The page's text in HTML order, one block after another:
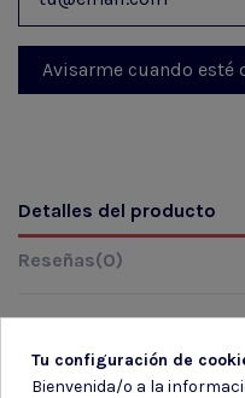
Detalles del producto
Reseñas(0)
Tu configuración de
Bienvenida/o a la